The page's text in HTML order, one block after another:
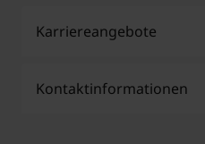
Anforderungen hängen
zum logischen und
Karriereangebote
Kontaktinformationen